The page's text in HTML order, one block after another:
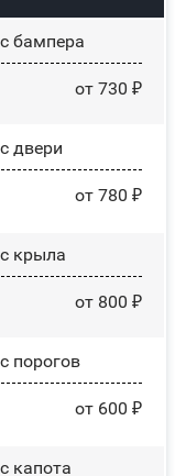
бампера
от 730 ₽
двери
от 780 ₽
крыла
от 800 ₽
порогов
от 600 ₽
капота